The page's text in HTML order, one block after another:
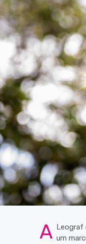
A Leograf
um